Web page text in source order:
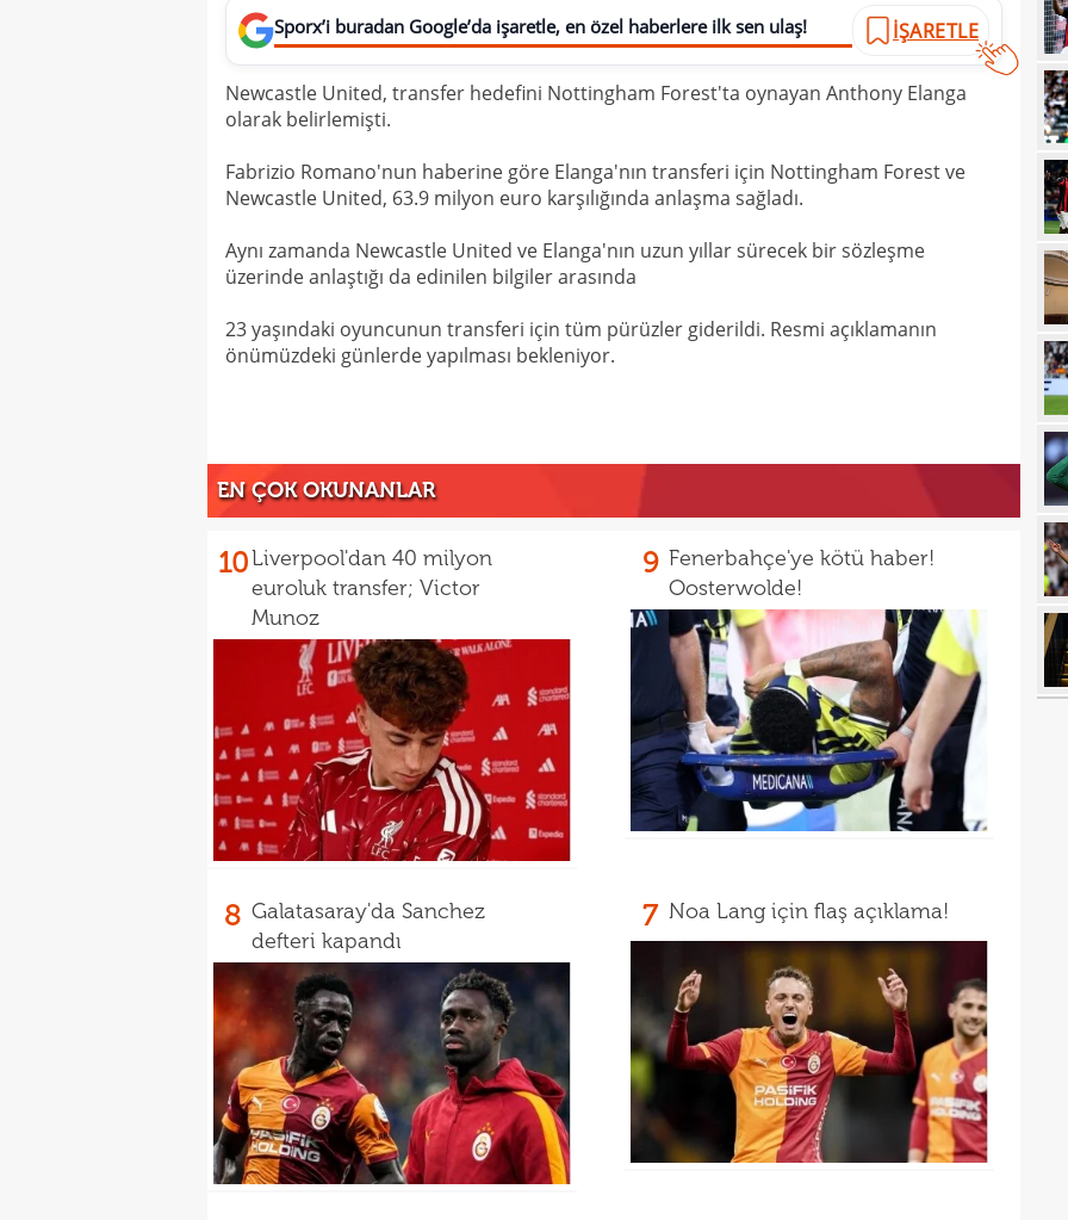
Sporx’i buradan Google’da işaretle, en özel haberlere ilk sen ulaş! İŞARETLE
Newcastle United, transfer hedefini Nottingham Forest'ta oynayan Anthony Elanga
olarak belirlemişti.
Fabrizio Romano'nun haberine göre Elanga'nın transferi için Nottingham Forest ve
Newcastle United, 63.9 milyon euro karşılığında anlaşma sağladı.
Aynı zamanda Newcastle United ve Elanga'nın uzun yıllar sürecek bir sözleşme
üzerinde anlaştığı da edinilen bilgiler arasında
23 yaşındaki oyuncunun transferi için tüm pürüzler giderildi. Resmi açıklamanın
önümüzdeki günlerde yapılması bekleniyor.
EN ÇOK OKUNANLAR
10Liverpool'dan 40 milyon
euroluk transfer; Victor
Munoz
9 Fenerbahçe'ye kötü haber!
Oosterwolde!
8 Galatasaray'da Sanchez
defteri kapandı
7 Noa Lang için flaş açıklama!
hiç
çıktı